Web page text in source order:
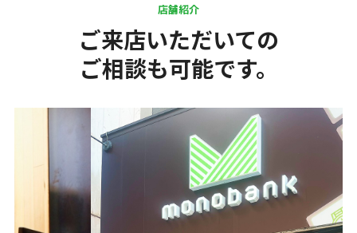
店舗紹介
ご来店いただいての
ご相談も可能です。